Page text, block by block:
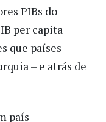
PIBs do
per capita
que países
– e atrás de
país